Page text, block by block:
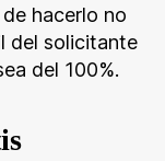
hacerlo no
del solicitante
del 100%.